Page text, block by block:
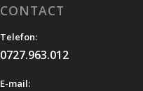
CONTACT
Telefon:
0727.963.012
E-mail: